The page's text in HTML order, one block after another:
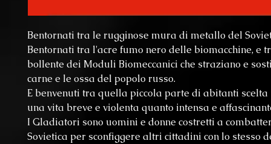
Bentornati tra le rugginose mura di metallo del
Bentornati tra l'acre fumo nero delle biomacchine, e
bollente dei Moduli Biomeccanici che straziano e
carne e le ossa del popolo russo.
E benvenuti tra quella piccola parte di abitanti scelta
una vita breve e violenta quanto intensa e
I Gladiatori sono uomini e donne costretti a
Sovietica per sconfiggere altri cittadini con lo stesso